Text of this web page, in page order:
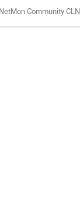
Community